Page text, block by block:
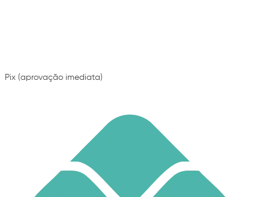
Pix (aprovação imediata)